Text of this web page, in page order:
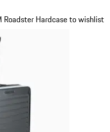
Roadster Hardcase to wishlist